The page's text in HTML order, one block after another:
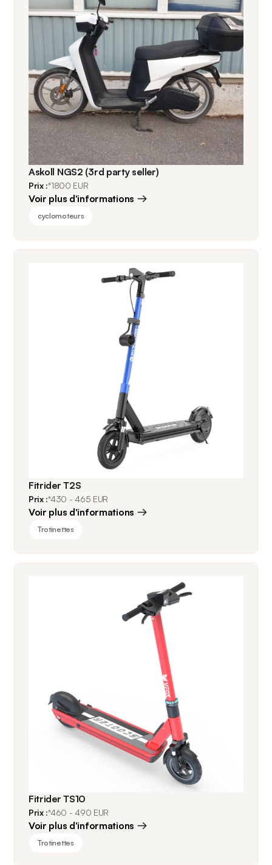
Askoll NGS2 (3rd party seller)
Prix :*1800 EUR
Voir plus d'informations
cyclomoteurs
Fitrider T2S
Prix :*430 - 465 EUR
Voir plus d'informations
Trotinettes
Fitrider TS10
Prix :*460 - 490 EUR
Voir plus d'informations
Trotinettes